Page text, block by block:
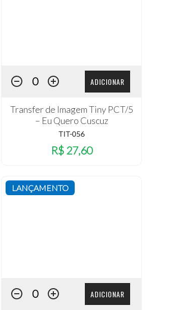
ADICIONAR
Transfer de Imagem Tiny PCT/5
– Eu Quero Cuscuz
TIT-056
R$ 27,60
LANÇAMENTO
ADICIONAR